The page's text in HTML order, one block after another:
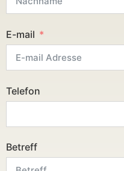
E-mail
Telefon
Betreff